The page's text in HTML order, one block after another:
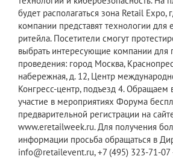
будет располагаться зона Retail Expo,
компании представят технологии для
ритейла. Посетители смогут
выбрать интересующие компании для
проведения: город Москва,
набережная, д. 12, Центр
Конгресс-центр, подъезд 4. Обращаем
участие в мероприятиях Форума
предварительной регистрации на
www.eretailweek.ru. Для получения
информации просьба обращаться в
info@retailevent.ru, +7 (495) 323-71-